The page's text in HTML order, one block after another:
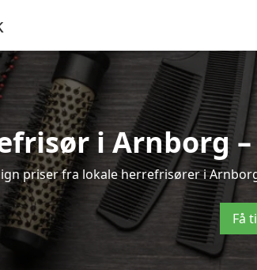
i Arnborg
priser fra lokale herrefrisører i
Få